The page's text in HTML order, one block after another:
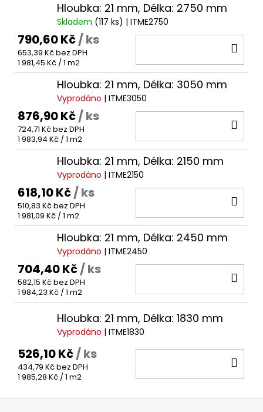
Hloubka: 21 mm, Délka: 2750 mm
Skladem (117 ks) | ITME2750
790,60 Kč/ ks
653,39 Kč bez DPH
Měrná
cena:
1 981,45 Kč / 1 m2
Hloubka: 21 mm, Délka: 3050 mm
Vyprodáno | ITME3050
876,90 Kč/ ks
724,71 Kč bez DPH
Měrná
cena:
1 983,94 Kč / 1 m2
Hloubka: 21 mm, Délka: 2150 mm
Vyprodáno | ITME2150
618,10 Kč/ ks
510,83 Kč bez DPH
Měrná
cena:
1 981,09 Kč / 1 m2
Hloubka: 21 mm, Délka: 2450 mm
Vyprodáno | ITME2450
704,40 Kč/ ks
582,15 Kč bez DPH
Měrná
cena:
1 984,23 Kč / 1 m2
Hloubka: 21 mm, Délka: 1830 mm
Vyprodáno | ITME1830
526,10 Kč/ ks
434,79 Kč bez DPH
Měrná
1 985,28 Kč / 1 m2